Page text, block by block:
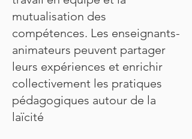
mutualisation des
compétences. Les enseignants-
animateurs peuvent partager
leurs expériences et enrichir
collectivement les pratiques
pédagogiques autour de la
laïcité